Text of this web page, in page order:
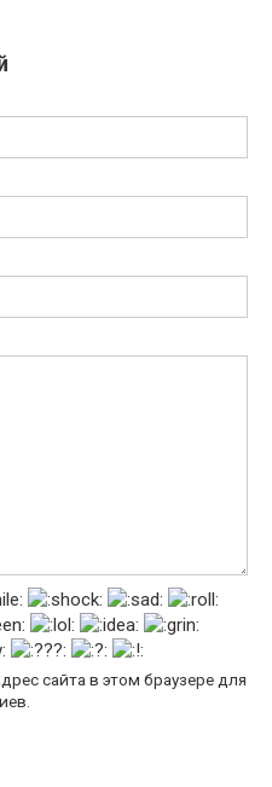
сайта в этом браузере для